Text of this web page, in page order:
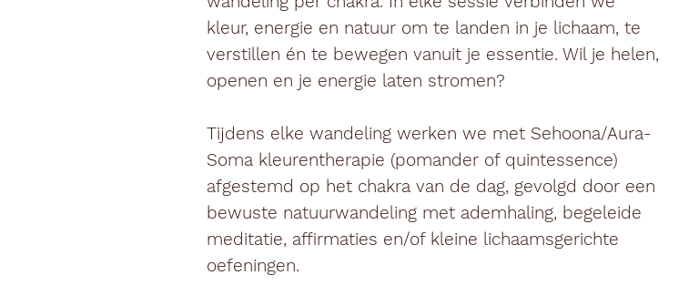
kleur, energie en natuur om te landen in je lichaam, te
verstillen én te bewegen vanuit je essentie. Wil je helen,
openen en je energie laten stromen?
Tijdens elke wandeling werken we met Sehoona/Aura-
Soma kleurentherapie (pomander of quintessence)
afgestemd op het chakra van de dag, gevolgd door een
bewuste natuurwandeling met ademhaling, begeleide
meditatie, affirmaties en/of kleine lichaamsgerichte
oefeningen.